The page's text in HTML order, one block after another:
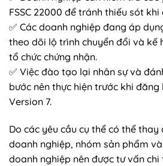
FSSC 22000 để tránh thiếu sót khi
✅ Các doanh nghiệp đang áp
theo dõi lộ trình chuyển đổi và kế
tổ chức chứng nhận.
✅ Việc đào tạo lại nhân sự và
bước nên thực hiện trước khi
Version 7.
Do các yêu cầu cụ thể có thể
doanh nghiệp, nhóm sản phẩm
doanh nghiệp nên được tư vấn